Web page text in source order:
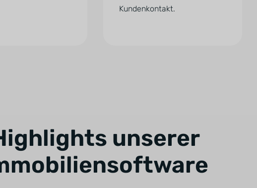
Kundenkontakt.
unserer